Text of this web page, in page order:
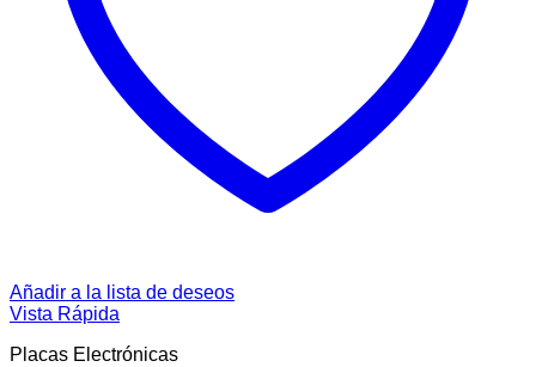
Añadir a la lista de deseos
Vista Rápida
Placas Electrónicas